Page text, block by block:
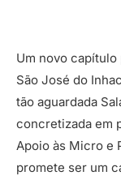
Um novo
São José do
tão aguardada
concretizada em
Apoio às Micro e
promete ser um